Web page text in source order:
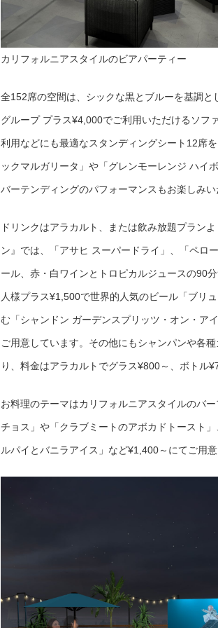
カリフォルニアスタイルのビアパーティー
全152席の空間は、シックな黒とブルーを基調
グループ プラス¥4,000でご利用いただけるソフ
利用などにも最適なスタンディングシート12席
ックマルガリータ」や「グレンモーレンジ ハイ
バーテンディングのパフォーマンスもお楽しみい
ドリンクはアラカルト、または飲み放題プラン
ン』では、「アサヒ スーパードライ」、「ペロ
ール、赤・白ワインとトロピカルジュースの90
人様プラス¥1,500で世界的人気のビール「ブリ
む「シャンドン ガーデンスプリッツ・オン・ア
ご用意しています。その他にもシャンパンや各
り、料金はアラカルトでグラス¥800～、ボトル
お料理のテーマはカリフォルニアスタイルのバ
チョス」や「クラブミートのアボカドトースト
ルパイとバニラアイス」など¥1,400～にてご用意